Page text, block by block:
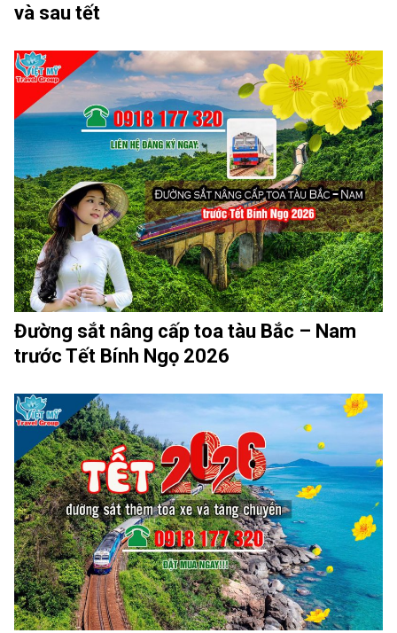
và sau tết
Đường sắt nâng cấp toa tàu Bắc – Nam
trước Tết Bính Ngọ 2026